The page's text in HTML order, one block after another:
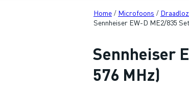
Home / Microfoons /
Sennheiser EW-D ME2/835
Sennheiser
576 MHz)